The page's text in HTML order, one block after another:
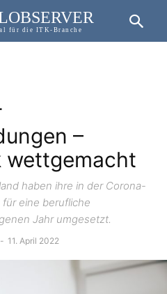
für die ITK-Branche
–
wettgemacht
haben ihre in der Corona-
für eine berufliche
Jahr umgesetzt.
- 11. April 2022